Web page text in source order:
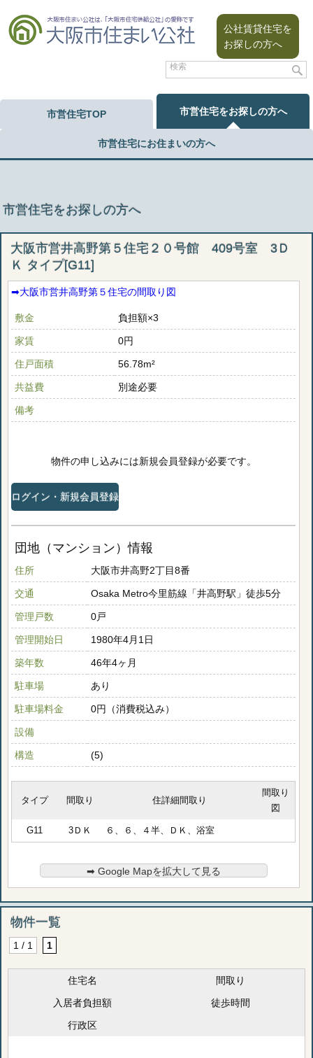
公社賃貸住宅を
お探しの方へ
市営住宅TOP 市営住宅をお探しの方へ
市営住宅にお住まいの方へ
市営住宅をお探しの方へ
大阪市営井高野第５住宅２０号館 409号室 3Ｄ
Ｋ タイプ[G11]
➡︎大阪市営井高野第５住宅の間取り図
敷金 負担額×3
家賃 0円
住戸面積 56.78m²
共益費 別途必要
備考
物件の申し込みには新規会員登録が必要です。
ログイン・新規会員登録
団地（マンション）情報
住所 大阪市井高野2丁目8番
交通 Osaka Metro今里筋線「井高野駅」徒歩5分
管理戸数 0戸
管理開始日 1980年4月1日
築年数 46年4ヶ月
駐車場 あり
駐車場料金 0円（消費税込み）
設備
構造 (5)
タイプ 間取り 住詳細間取り
間取り
図
G11 3ＤＫ ６、６、４半、ＤＫ、浴室
➡︎ Google Mapを拡大して見る
物件一覧
1 / 1 1
住宅名
間取り
入居者負担額
徒歩時間
行政区